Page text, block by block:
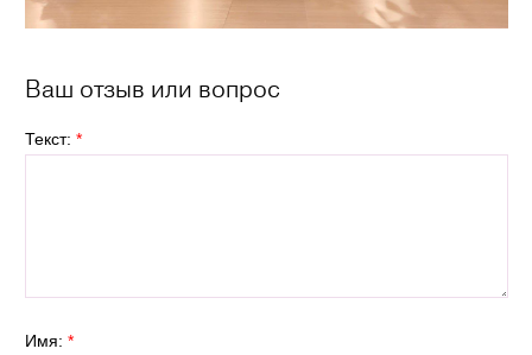
Ваш отзыв или вопрос
Текст: *
Имя: *